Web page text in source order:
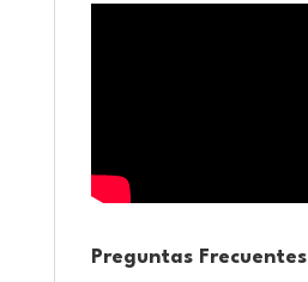
Preguntas Frecuentes